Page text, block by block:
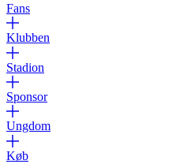
Fans
Klubben
Stadion
Sponsor
Ungdom
Køb